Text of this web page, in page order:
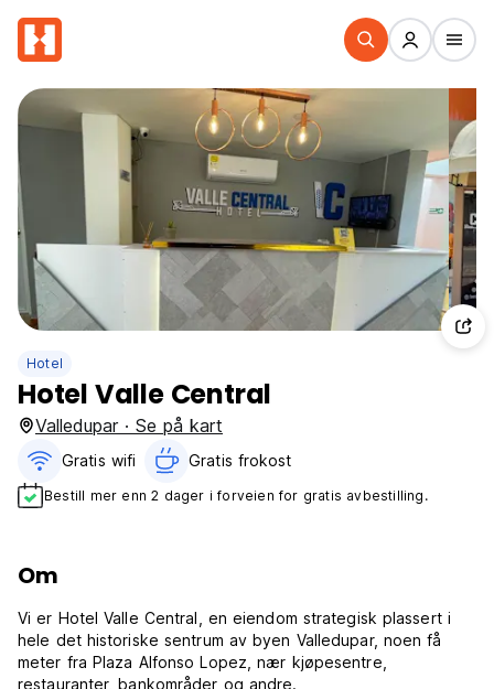
Hotel
Hotel Valle Central
Valledupar · Se på kart
Gratis wifi‎ Gratis frokost‎
Bestill mer enn 2 dager i forveien for gratis avbestilling.
Om
Vi er Hotel Valle Central, en eiendom strategisk plassert i
hele det historiske sentrum av byen Valledupar, noen få
meter fra Plaza Alfonso Lopez, nær kjøpesentre,
restauranter, bankområder og andre.